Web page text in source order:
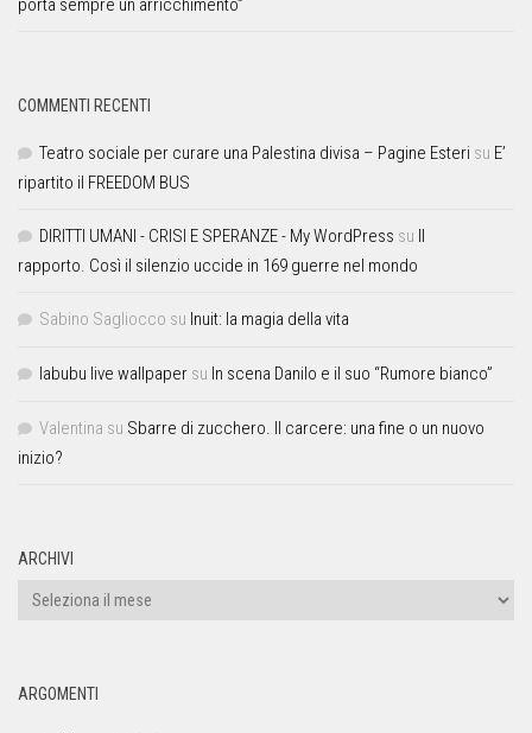
porta sempre un arricchimento”
COMMENTI RECENTI
Teatro sociale per curare una Palestina divisa – Pagine Esteri su E’
ripartito il FREEDOM BUS
DIRITTI UMANI - CRISI E SPERANZE - My WordPress su Il
rapporto. Così il silenzio uccide in 169 guerre nel mondo
Sabino Sagliocco su Inuit: la magia della vita
labubu live wallpaper su In scena Danilo e il suo “Rumore bianco”
Valentina su Sbarre di zucchero. Il carcere: una fine o un nuovo
inizio?
ARCHIVI
ARGOMENTI